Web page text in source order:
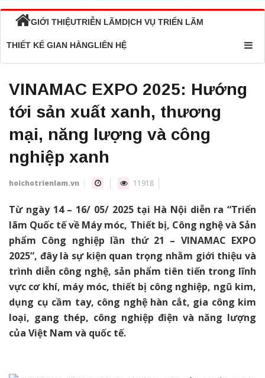
GIỚI THIỆUTRIỄN LÃMDỊCH VỤ TRIỂN LÃM
THIẾT KẾ GIAN HÀNGLIÊN HỆ
VINAMAC EXPO 2025: Hướng
tới sản xuất xanh, thương
mại, năng lượng và công
nghiệp xanh
hoichotrienlam.vn 11918
Từ ngày 14 – 16/ 05/ 2025 tại Hà Nội diễn ra “Triển
lãm Quốc tế về Máy móc, Thiết bị, Công nghệ và Sản
phẩm Công nghiệp lần thứ 21 – VINAMAC EXPO
2025”, đây là sự kiện quan trọng nhằm giới thiệu và
trình diễn công nghệ, sản phẩm tiên tiến trong lĩnh
vực cơ khí, máy móc, thiết bị công nghiệp, ngũ kim,
dụng cụ cầm tay, công nghệ hàn cắt, gia công kim
loại, gang thép, công nghiệp điện và năng lượng
của Việt Nam và quốc tế.